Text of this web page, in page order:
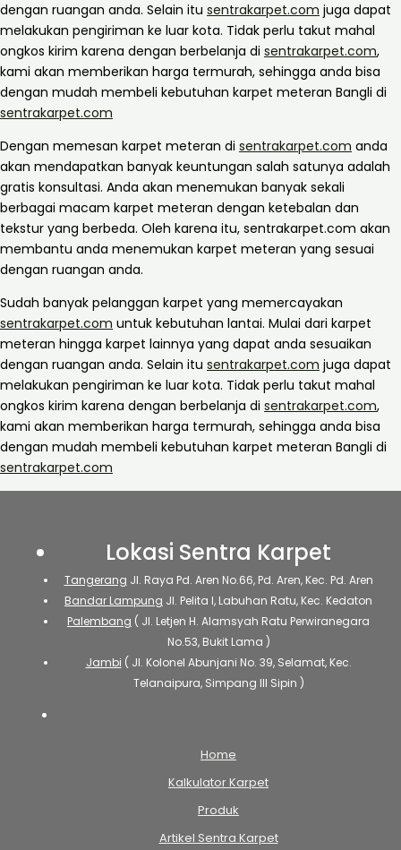
dengan ruangan anda. Selain itu sentrakarpet.com juga dapat
melakukan pengiriman ke luar kota. Tidak perlu takut mahal
ongkos kirim karena dengan berbelanja di sentrakarpet.com,
kami akan memberikan harga termurah, sehingga anda bisa
dengan mudah membeli kebutuhan karpet meteran Bangli di
sentrakarpet.com
Dengan memesan karpet meteran di sentrakarpet.com anda
akan mendapatkan banyak keuntungan salah satunya adalah
gratis konsultasi. Anda akan menemukan banyak sekali
berbagai macam karpet meteran dengan ketebalan dan
tekstur yang berbeda. Oleh karena itu, sentrakarpet.com akan
membantu anda menemukan karpet meteran yang sesuai
dengan ruangan anda.
Sudah banyak pelanggan karpet yang memercayakan
sentrakarpet.com untuk kebutuhan lantai. Mulai dari karpet
meteran hingga karpet lainnya yang dapat anda sesuaikan
dengan ruangan anda. Selain itu sentrakarpet.com juga dapat
melakukan pengiriman ke luar kota. Tidak perlu takut mahal
ongkos kirim karena dengan berbelanja di sentrakarpet.com,
kami akan memberikan harga termurah, sehingga anda bisa
dengan mudah membeli kebutuhan karpet meteran Bangli di
sentrakarpet.com
Lokasi Sentra Karpet
Tangerang Jl. Raya Pd. Aren No.66, Pd. Aren, Kec. Pd. Aren
Bandar Lampung Jl. Pelita I, Labuhan Ratu, Kec. Kedaton
Palembang ( Jl. Letjen H. Alamsyah Ratu Perwiranegara
No.53, Bukit Lama )
Jambi ( Jl. Kolonel Abunjani No. 39, Selamat, Kec.
Telanaipura, Simpang III Sipin )
Home
Kalkulator Karpet
Produk
Artikel Sentra Karpet